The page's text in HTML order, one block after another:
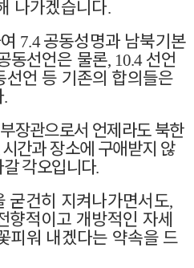
나가겠습니다.
7.4공동성명과 남북기본
동선언은 물론, 10.4 선언
선언 등 기존의 합의들은
.
장관으로서 언제라도 북한
시간과 장소에 구애받지 않
각오입니다.
굳건히 지켜나가면서도,
향적이고 개방적인 자세
피워 내겠다는 약속을 드